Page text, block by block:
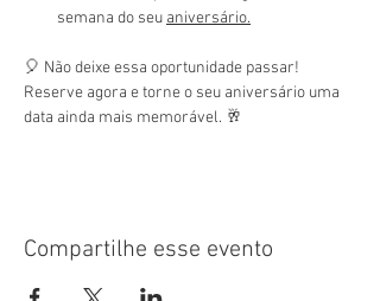
semana do seu aniversário.
🎈 Não deixe essa oportunidade passar!
Reserve agora e torne o seu aniversário uma
data ainda mais memorável. 🥂
Compartilhe esse evento